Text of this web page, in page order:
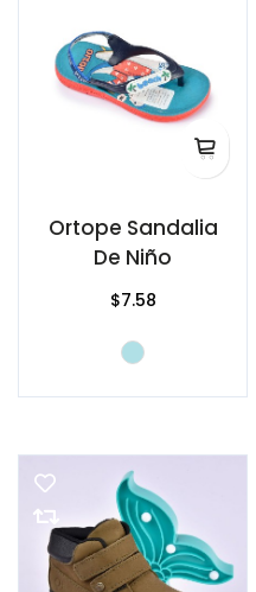
Ortope Sandalia
De Niño
$7.58